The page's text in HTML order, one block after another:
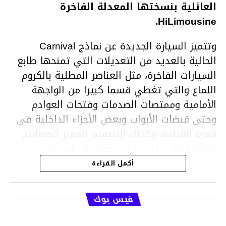
العائلية بنسختها المعدلة الفاخرة
HiLimousine.
وتتميز السيارة الجديدة عن نماذج Carnival
الحالية بالعديد من التعديلات التي تمنحها طابع
السيارات الفاخرة، مثل العناصر المطلية بالكروم
اللماع والتي تغطي قسما كبيرا من الواجهة
الأمامية وممتصات الصدمات وفتحات العوادم
وحتى قبضات الأبواب وبعض الأجزاء الداخلية في
أكمل القراءة
فيس بوك